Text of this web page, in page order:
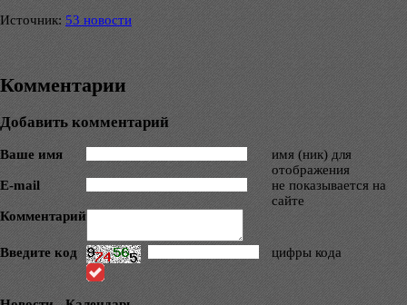
Источник: 53 новости
Комментарии
Добавить комментарий
Ваше имя
имя (ник) для
отображения
E-mail
не показывается на
сайте
Комментарий
Введите код цифры кода